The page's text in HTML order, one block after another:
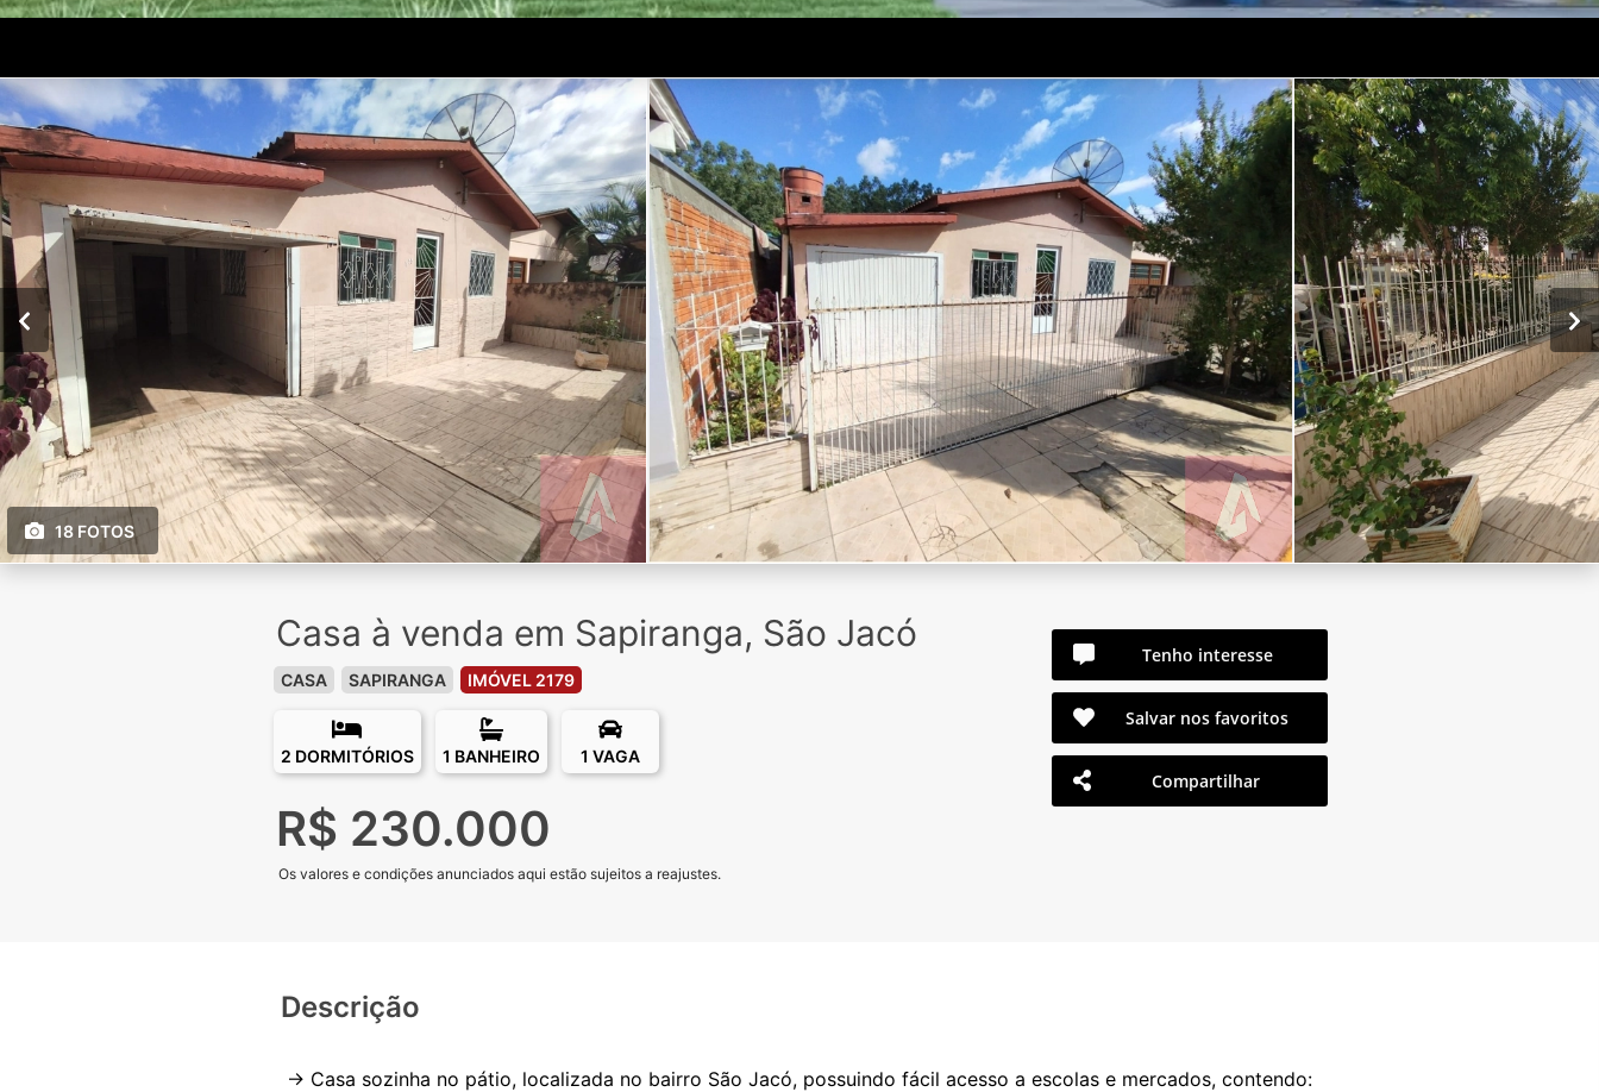
18 FOTOS
Casa à venda em Sapiranga, São Jacó
CASA SAPIRANGA IMÓVEL 2179
2 DORMITÓRIOS 1 BANHEIRO 1 VAGA
R$ 230.000
Os valores e condições anunciados aqui estão sujeitos a reajustes.
Tenho interesse
Salvar nos favoritos
Compartilhar
Descrição
-> Casa sozinha no pátio, localizada no bairro São Jacó, possuindo fácil acesso a escolas e mercados, contendo: